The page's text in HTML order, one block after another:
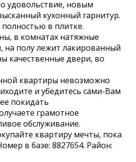
удовольствие, новым
кухонный гарнитур.
в плитке.
в комнатах натяжные
на полу лежит лакированный
качественные двери, во
квартиры невозможно
и убедитесь сами-Вам
покидать
грамотное
обслуживание.
квартиру мечты, пока
в базе: 8827654. Район: